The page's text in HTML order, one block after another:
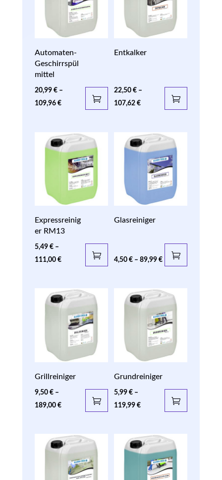
Automaten-
Geschirrspül
mittel
20,99 €–
109,96 €
Entkalker
22,50€ –
107,62€
Expressreinig
er RM13
5,49 €–
111,00 €
Glasreiniger
4,50€ –89,99€
Grillreiniger
9,50 €–
189,00 €
Grundreiniger
5,99€ –
119,99€